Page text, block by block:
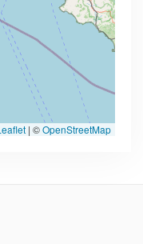
| ©OpenStreetMap